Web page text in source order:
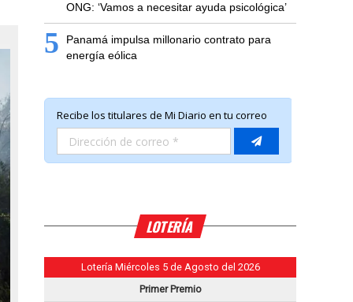
ONG: ‘Vamos a necesitar ayuda psicológica’
5
Panamá impulsa millonario contrato para
energía eólica
LOTERÍA
Lotería Miércoles 5 de Agosto del 2026
Primer Premio